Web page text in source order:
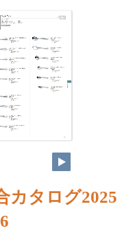
カタログ2025